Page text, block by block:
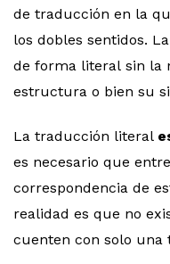
de traducción en la
los dobles sentidos.
de forma literal sin la
estructura o bien su
La traducción literal
es necesario que
correspondencia de
realidad es que no
cuenten con solo una